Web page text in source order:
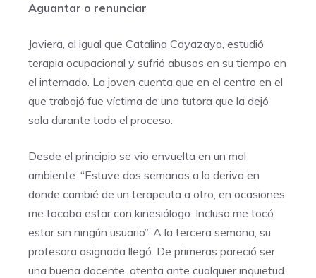
Aguantar o renunciar
Javiera, al igual que Catalina Cayazaya, estudió
terapia ocupacional y sufrió abusos en su tiempo en
el internado. La joven cuenta que en el centro en el
que trabajó fue víctima de una tutora que la dejó
sola durante todo el proceso.
Desde el principio se vio envuelta en un mal
ambiente: “Estuve dos semanas a la deriva en
donde cambié de un terapeuta a otro, en ocasiones
me tocaba estar con kinesiólogo. Incluso me tocó
estar sin ningún usuario”. A la tercera semana, su
profesora asignada llegó. De primeras pareció ser
una buena docente, atenta ante cualquier inquietud